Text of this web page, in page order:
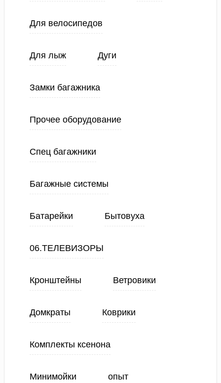
Для велосипедов
Для лыж Дуги
Замки багажника
Прочее оборудование
Спец багажники
Багажные системы
Батарейки Бытовуха
06.ТЕЛЕВИЗОРЫ
Кронштейны Ветровики
Домкраты Коврики
Комплекты ксенона
Минимойки опыт